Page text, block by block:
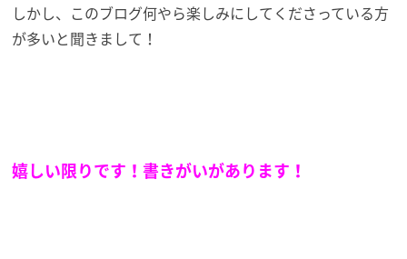
しかし、このブログ何やら楽しみにしてくださっている方
が多いと聞きまして！
嬉しい限りです！書きがいがあります！